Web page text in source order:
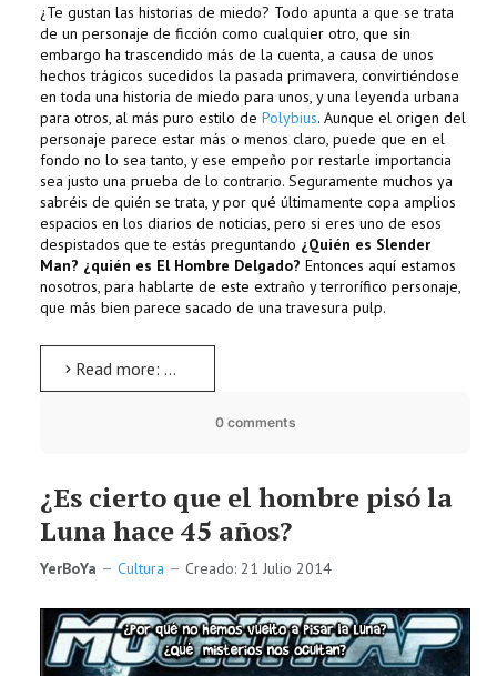
¿Te gustan las historias de miedo? Todo apunta a que se trata
de un personaje de ficción como cualquier otro, que sin
embargo ha trascendido más de la cuenta, a causa de unos
hechos trágicos sucedidos la pasada primavera, convirtiéndose
en toda una historia de miedo para unos, y una leyenda urbana
para otros, al más puro estilo de Polybius. Aunque el origen del
personaje parece estar más o menos claro, puede que en el
fondo no lo sea tanto, y ese empeño por restarle importancia
sea justo una prueba de lo contrario. Seguramente muchos ya
sabréis de quién se trata, y por qué últimamente copa amplios
espacios en los diarios de noticias, pero si eres uno de esos
despistados que te estás preguntando ¿Quién es Slender
Man? ¿quién es El Hombre Delgado? Entonces aquí estamos
nosotros, para hablarte de este extraño y terrorífico personaje,
que más bien parece sacado de una travesura pulp.
Read more: Historias de miedo: Slenderman
0 comments
¿Es cierto que el hombre pisó la
Luna hace 45 años?
YerBoYa Cultura Creado: 21 Julio 2014